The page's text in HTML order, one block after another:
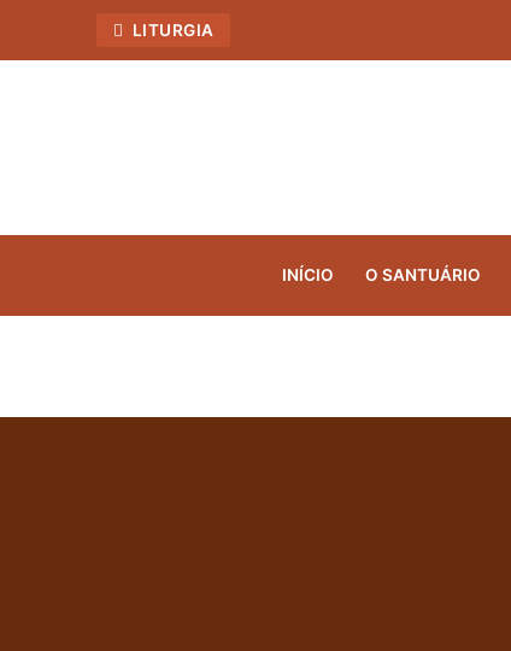
LITURGIA
INÍCIO O SANTUÁRIO